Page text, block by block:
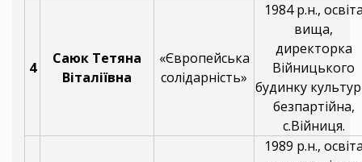
4
Саюк Тетяна
Віталіївна
«Європейська
солідарність»
1984 р.н.,
вища,
директорка
Війницького
будинку
безпартійна,
с.Війниця.
1989 р.н.,